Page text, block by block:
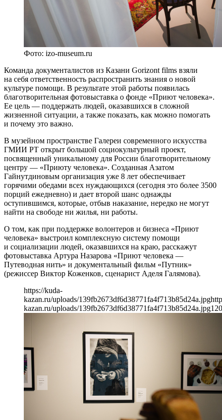
Фото: izo-museum.ru
Команда документалистов из Казани Gorizont films взяли
на себя ответственность распространить знания о новой
культуре помощи. В результате этой работы появилась
благотворительная фотовыставка о фонде «Приют человека».
Ее цель — поддержать людей, оказавшихся в сложной
жизненной ситуации, а также показать, как можно помогать
и почему это важно.
В музейном пространстве Галереи современного искусства
ГМИИ РТ открыт большой социокультурный проект,
посвященный уникальному для России благотворительному
центру — «Приюту человека». Созданная Азатом
Гайнутдиновым организация уже 8 лет обеспечивает
горячими обедами всех нуждающихся (сегодня это более 3500
порций ежедневно) и дает второй шанс однажды
оступившимся, которые, отбыв наказание, нередко не могут
найти на свободе ни жилья, ни работы.
О том, как при поддержке волонтеров и бизнеса «Приют
человека» выстроил комплексную систему помощи
и социализации людей, оказавшихся на краю, расскажут
фотовыставка Артура Назарова «Приют человека —
Путеводная нить» и документальный фильм «Путник»
(режиссер Виктор Коженков, сценарист Аделя Галямова).
https://kuda-
kazan.ru/uploads/139fb2673df6d38771fa4f713b85d24a.jpg
kazan.ru/uploads/139fb2673df6d38771fa4f713b85d24a.jpg